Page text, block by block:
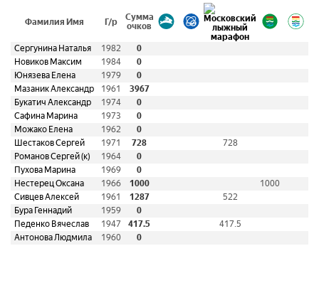
Фамилия Имя Г/р
Сумма
очков
Сергунина Наталья 1982
0
Новиков Максим
1984
0
Юнязева Елена
1979
0
Мазаник Александр
1961
3967
Букатич Александр
1974
0
Сафина Марина
1973
0
Можако Елена
1962
0
Шестаков Сергей
1971 728
728
Романов Сергей (к)
1964
0
Пухова Марина
1969
0
Нестерец Оксана
1966 1000
1000
Сивцев Алексей
1961 1287
522
Бура Геннадий
1959
0
Педенко Вячеслав
1947 417.5
417.5
Антонова Людмила
1960 0